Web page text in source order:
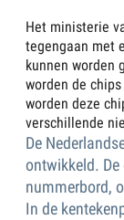
Het ministerie
tegengaan met
kunnen worden
worden de
worden deze
verschillende
De
ontwikkeld.
nummerbord,
In de